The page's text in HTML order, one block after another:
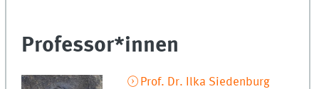
Professor*innen
Prof. Dr. Ilka Siedenburg